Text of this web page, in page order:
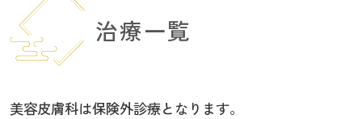
治療一覧
美容皮膚科は保険外診療となります。